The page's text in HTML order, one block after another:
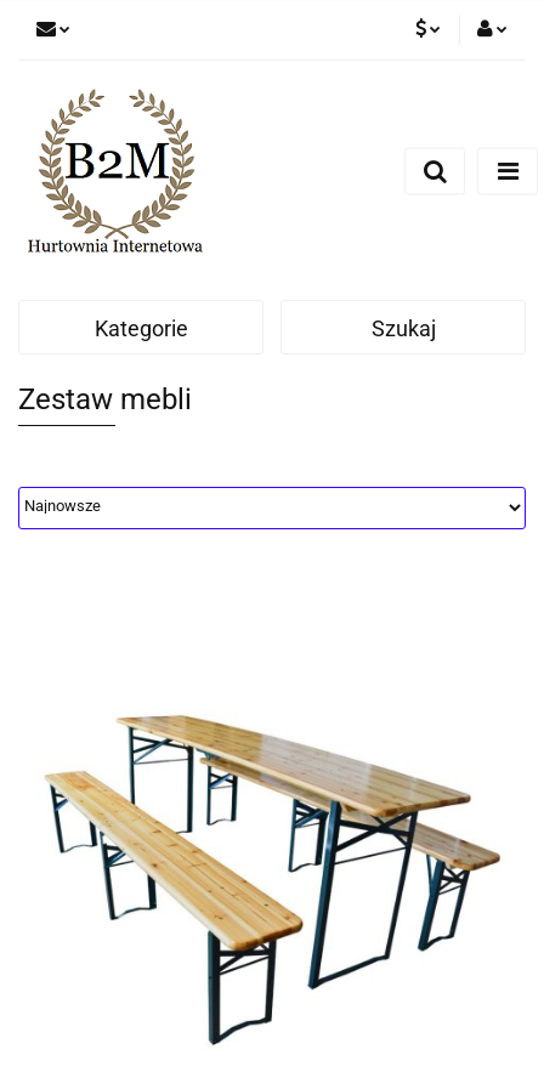
CZK
Dodaj zgłoszenie
Kategorie Szukaj
Zestaw mebli